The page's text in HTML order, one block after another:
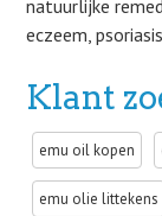
natuurlijke
eczeem,
Klant
emu oil kopen
emu olie littekens